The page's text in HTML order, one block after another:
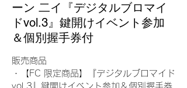
ーン 二イ『デジタルブロマイ
ドvol.3』鍵開けイベント参加
＆個別握手券付
販売商品
・【FC 限定商品】『デジタルブロマイド
vol.3』鍵開けイベント参加＆個別握手券